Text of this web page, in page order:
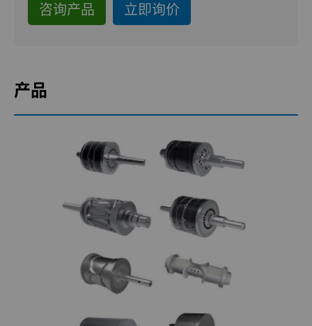
Hyperion金刚石研磨液
食品加工零部件
成形模具坯料
齿轮滚刀坯料
Oil & Gas
Well Completion & Fracking
Flow Control Valve Trim
BZN™ Compacts产品
超厚BZN™
Compax™ PCD工具坯料
U系列PCD
RTP粉末
标准牌号
卫生用品旋转切割解决方案
旋转切刀拓展设计
咨询产品 立即询价
产品